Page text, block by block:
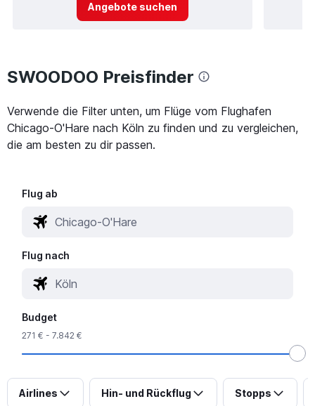
Angebote suchen
SWOODOO Preisfinder
Verwende die Filter unten, um Flüge vom Flughafen
Chicago-O'Hare nach Köln zu finden und zu vergleichen,
die am besten zu dir passen.
Flug ab
Flug nach
Budget
271 € - 7.842 €
Airlines Hin- und Rückflug Stopps